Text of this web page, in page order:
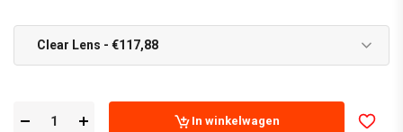
Clear Lens - €117,88
In winkelwagen